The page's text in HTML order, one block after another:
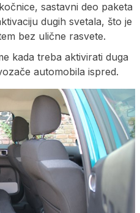
sastavni deo paketa
dugih svetala, što je
bez ulične rasvete.
kada treba aktivirati duga
automobila ispred.